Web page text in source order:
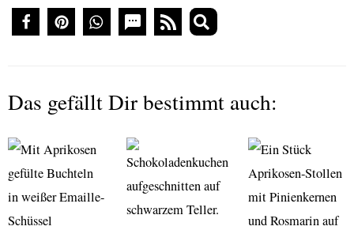
Das gefällt Dir bestimmt auch: